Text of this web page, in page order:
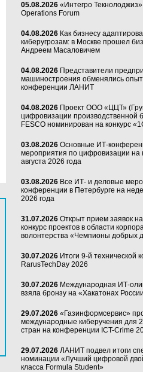
05.08.2026 «Интегро
Operations Forum
04.08.2026 Как бизнесу
киберугрозам: в Москве прошел
Андреем Масаловичем
04.08.2026 Представители
машиностроения обменялись
конференции ЛАНИТ
04.08.2026 Проект ООО «ЦЦТ»
цифровизации производственной
FESCO номинирован на конкурс
03.08.2026 Основные ИТ-
мероприятия по цифровизации на
августа 2026 года
03.08.2026 Все ИТ- и деловые
конференции в Петербурге на
2026 года
31.07.2026 Открыт прием заявок
конкурс проектов в области
волонтерства «Чемпионы добрых
30.07.2026 Итоги 9-й технической
RarusTechDay 2026
30.07.2026 Международная ИТ-
взяла бронзу на «Хакатонах
29.07.2026 «Газинформсервис»
международные киберучения для
стран на конференции ICT-Crime
29.07.2026 ЛАНИТ подвел итоги
номинации «Лучший цифровой
класса Formula Student»